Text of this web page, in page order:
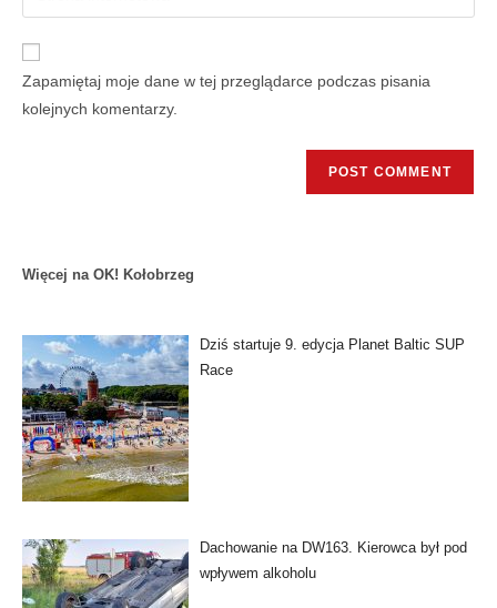
Zapamiętaj moje dane w tej przeglądarce podczas pisania
kolejnych komentarzy.
Więcej na OK! Kołobrzeg
Dziś startuje 9. edycja Planet Baltic SUP
Race
Dachowanie na DW163. Kierowca był pod
wpływem alkoholu